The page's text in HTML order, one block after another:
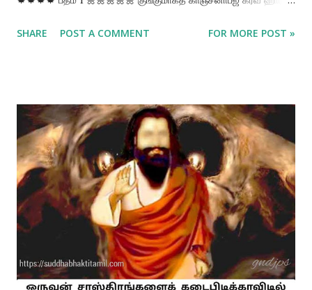
ஸூனு ஸர்வ வாஞ்சிதார்த்த ஸாதிகா மயம் ஆத்ம பாத பத்ம தாஸ்ய
குங்குமம் பூசப்பட்டு புது வித அழகை வெளிப்படுத்துகின்றது. அவளது
மேனியில் இருந்து வெளிப்படும் நறுமணமோ குங்குமப் பூவால்
நிரப்பப்பட்ட தாமரைப் பூவின் வாசனையை மிஞ்சக் கூடியதாக
இருக்கின்றது. ஆயர் குலத்தலைவரான நந்த மஹாராஜாவின்
தவப்புதல்வரான க்ருஷ்ணரை சகல விதத்திலும் திருப்திபடுத்தக்
கூடியவளாக ஸ்ரீராதா மிளிர்கின்றாள். பேரன்பு மிக்க ஸ்ரீராதிகா தனது
தாமரைப்பாத சேவையை கருணையுடன் அடியேனுக்கும்
தந்தருள்வாராக. பதம் 2 🌼🌼🌼🌼🌼 கௌரவிந்த காந்தி நிந்தி சித்ர
பட்ட ஷ...
SHARE POST A COMMENT FOR MORE POST »